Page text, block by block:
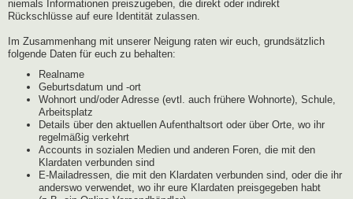
niemals Informationen preiszugeben, die direkt oder indirekt
Rückschlüsse auf eure Identität zulassen.
Im Zusammenhang mit unserer Neigung raten wir euch, grundsätzlich
folgende Daten für euch zu behalten:
Realname
Geburtsdatum und -ort
Wohnort und/oder Adresse (evtl. auch frühere Wohnorte), Schule,
Arbeitsplatz
Details über den aktuellen Aufenthaltsort oder über Orte, wo ihr
regelmäßig verkehrt
Accounts in sozialen Medien und anderen Foren, die mit den
Klardaten verbunden sind
E-Mailadressen, die mit den Klardaten verbunden sind, oder die ihr
anderswo verwendet, wo ihr eure Klardaten preisgegeben habt